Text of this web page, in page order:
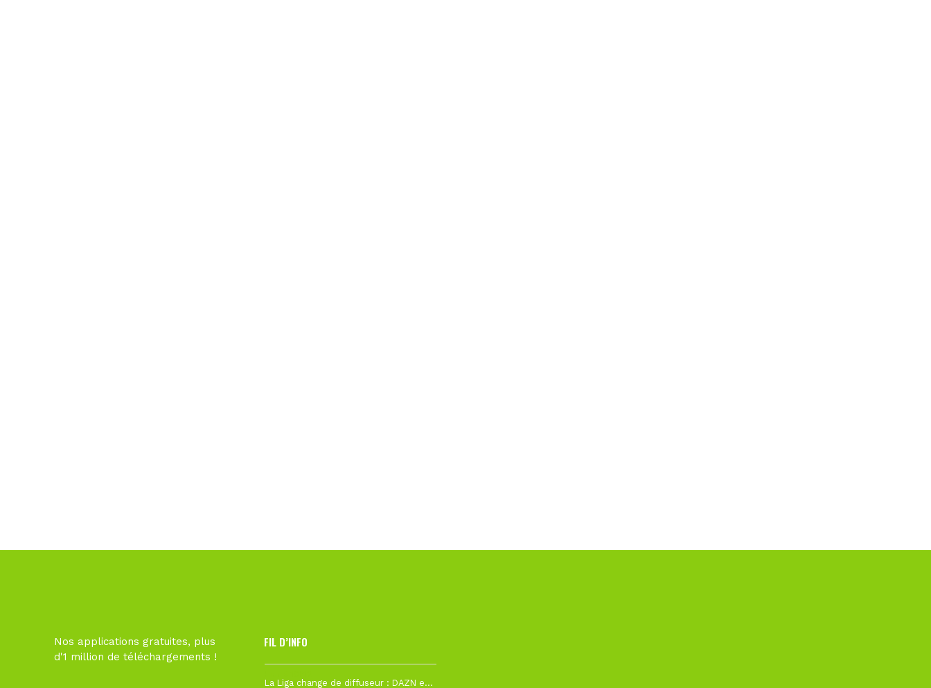
Nos applications gratuites, plus
d'1 million de téléchargements !
FIL D’INFO
La Liga change de diffuseur : DAZN et Disney+ remplacent beIN Sports !